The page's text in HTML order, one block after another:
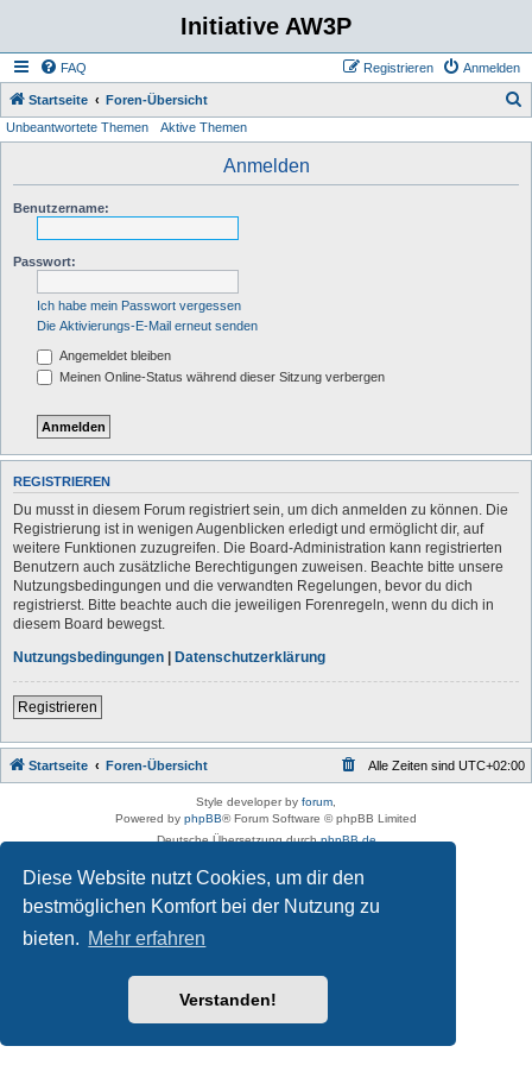
Diese Website nutzt Cookies, um dir den
bestmöglichen Komfort bei der Nutzung zu
bieten. Mehr erfahren
Verstanden!
Initiative AW3P
FAQ Anmelden
Registrieren
Startseite Foren-Übersicht
Unbeantwortete Themen Aktive Themen
Anmelden
Benutzername:
Passwort:
Ich habe mein Passwort vergessen
Die Aktivierungs-E-Mail erneut senden
Angemeldet bleiben
Meinen Online-Status während dieser Sitzung verbergen
REGISTRIEREN
Du musst in diesem Forum registriert sein, um dich anmelden zu können. Die
Registrierung ist in wenigen Augenblicken erledigt und ermöglicht dir, auf
weitere Funktionen zuzugreifen. Die Board-Administration kann registrierten
Benutzern auch zusätzliche Berechtigungen zuweisen. Beachte bitte unsere
Nutzungsbedingungen und die verwandten Regelungen, bevor du dich
registrierst. Bitte beachte auch die jeweiligen Forenregeln, wenn du dich in
diesem Board bewegst.
Nutzungsbedingungen | Datenschutzerklärung
Registrieren
Startseite Foren-Übersicht Alle Zeiten sind UTC+02:00
Style developer by forum
Powered by phpBB® Forum Software © phpBB Limited
Deutsche Übersetzung durchphpBB.de